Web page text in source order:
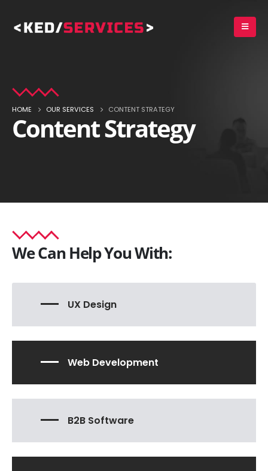
HOME OUR SERVICES CONTENT STRATEGY
Content Strategy
We Can Help You With:
UX Design
Web Development
B2B Software